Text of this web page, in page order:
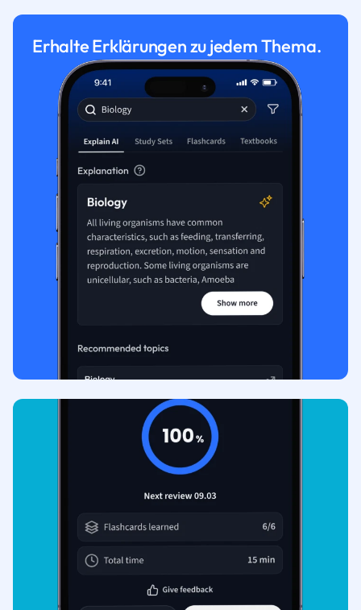
Erhalte Erklärungen zu jedem Thema.